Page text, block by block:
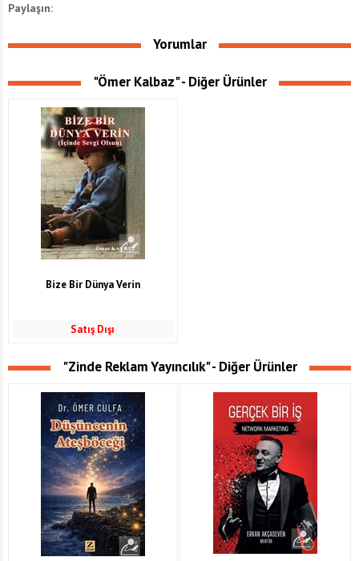
Paylaşın:
Yorumlar
"Ömer Kalbaz" - Diğer Ürünler
Bize Bir Dünya Verin
Satış Dışı
"Zinde Reklam Yayıncılık" - Diğer Ürünler